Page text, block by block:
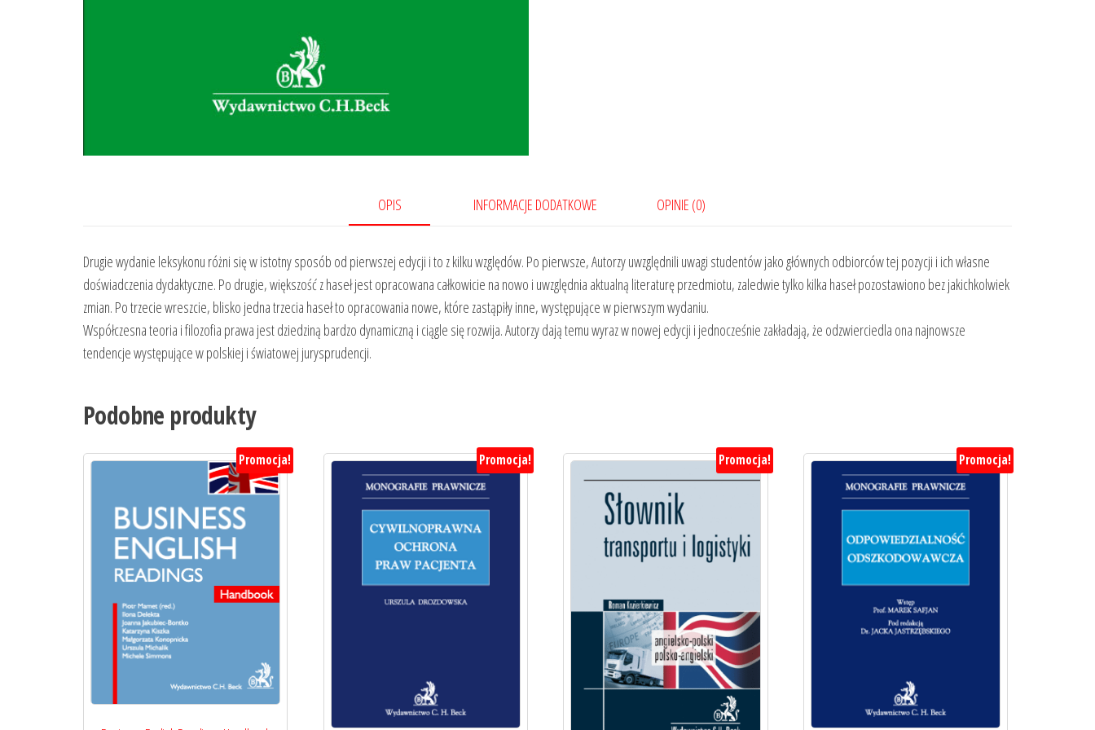
OPIS INFORMACJE DODATKOWE OPINIE (0)
Drugie wydanie leksykonu różni się w istotny sposób od pierwszej edycji i to z kilku względów. Po pierwsze, Autorzy uwzględnili uwagi studentów jako głównych odbiorców tej pozycji i ich własne
doświadczenia dydaktyczne. Po drugie, większość z haseł jest opracowana całkowicie na nowo i uwzględnia aktualną literaturę przedmiotu, zaledwie tylko kilka haseł pozostawiono bez jakichkolwiek
zmian. Po trzecie wreszcie, blisko jedna trzecia haseł to opracowania nowe, które zastąpiły inne, występujące w pierwszym wydaniu.
Współczesna teoria i filozofia prawa jest dziedziną bardzo dynamiczną i ciągle się rozwija. Autorzy dają temu wyraz w nowej edycji i jednocześnie zakładają, że odzwierciedla ona najnowsze
tendencje występujące w polskiej i światowej jurysprudencji.
Podobne produkty
Promocja! Promocja! Promocja! Promocja!